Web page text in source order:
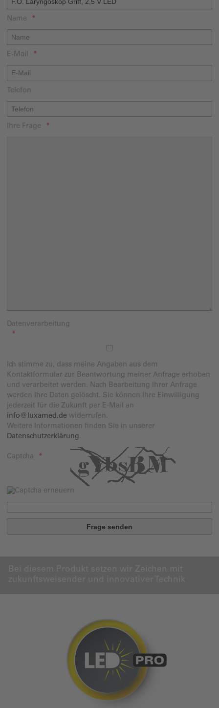
Name
E-Mail
Telefon
Ihre Frage
Datenverarbeitung
Ich stimme zu, dass meine Angaben aus dem
Kontaktformular zur Beantwortung meiner Anfrage erhoben
und verarbeitet werden. Nach Bearbeitung Ihrer Anfrage
werden Ihre Daten gelöscht. Sie können Ihre Einwilligung
jederzeit für die Zukunft per E-Mail an
info@luxamed.de widerrufen.
Weitere Informationen finden Sie in unserer
Datenschutzerklärung .
Captcha